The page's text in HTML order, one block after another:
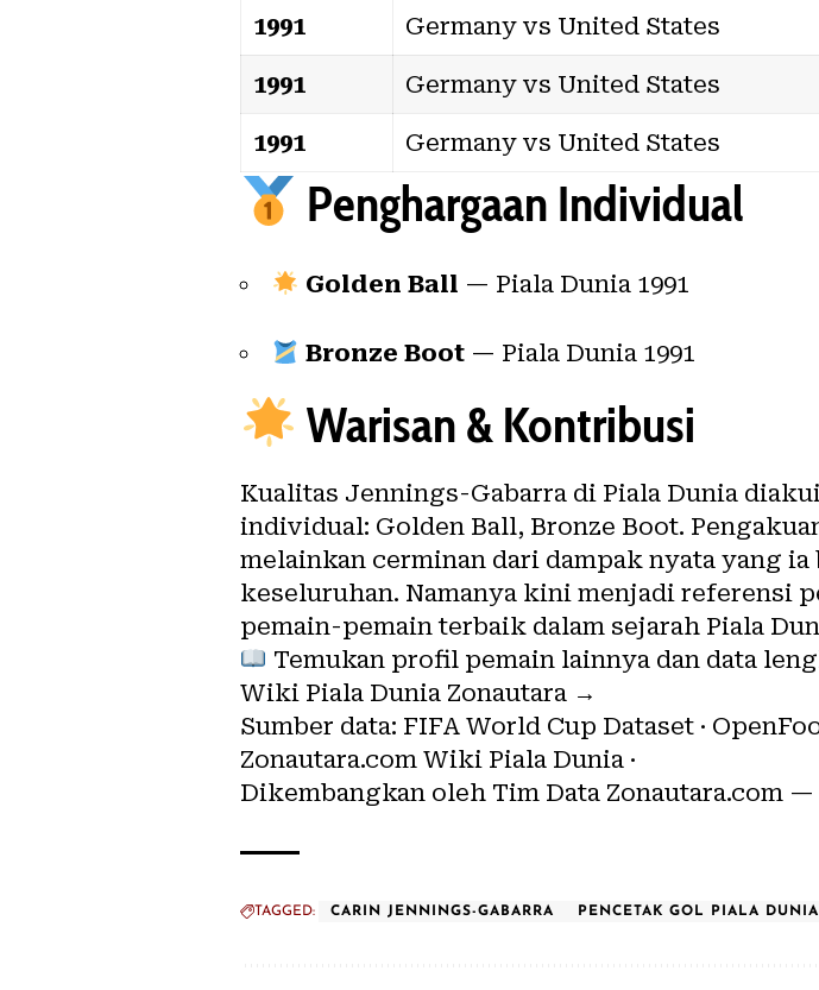
1991 Germany vs United States
1991 Germany vs United States
1991 Germany vs United States
Penghargaan Individual
Golden Ball — Piala Dunia 1991
Bronze Boot— Piala Dunia 1991
Warisan & Kontribusi
Kualitas Jennings-Gabarra di Piala Dunia
individual: Golden Ball, Bronze Boot.
melainkan cerminan dari dampak nyata yang
keseluruhan. Namanya kini menjadi referensi
pemain-pemain terbaik dalam sejarah Piala
Temukan profil pemain lainnya dan data
Wiki Piala Dunia Zonautara →
Sumber data: FIFA World Cup Dataset ·
Zonautara.com Wiki Piala Dunia ·
Dikembangkan oleh Tim Data Zonautara.com
TAGGED: CARIN JENNINGS-GABARRA PENCETAK GOL PIALA DUNIA